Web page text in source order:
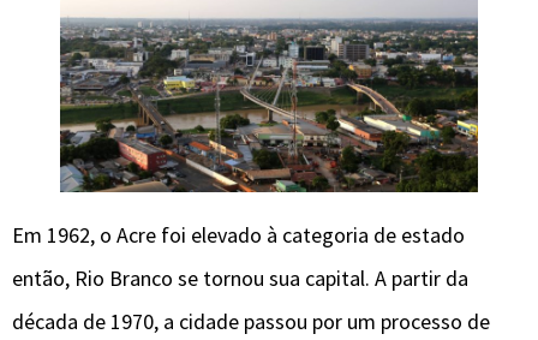
Em 1962, o Acre foi elevado à categoria de estado
então, Rio Branco se tornou sua capital. A partir da
década de 1970, a cidade passou por um processo de